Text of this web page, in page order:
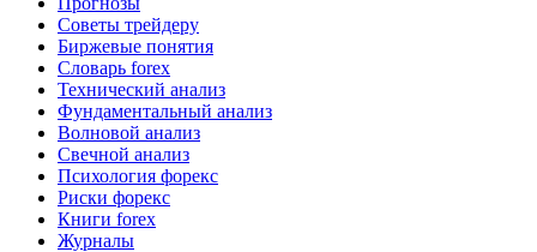
Советы трейдеру
Биржевые понятия
Словарь forex
Технический анализ
Фундаментальный анализ
Волновой анализ
Свечной анализ
Психология форекс
Риски форекс
Книги forex
Журналы